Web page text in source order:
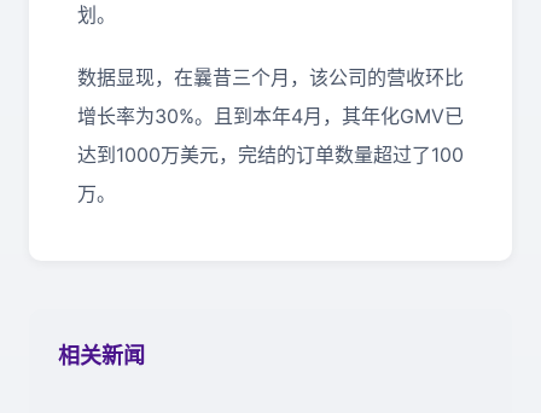
划。
数据显现，在曩昔三个月，该公司的营收环比
增长率为30%。且到本年4月，其年化GMV已
达到1000万美元，完结的订单数量超过了100
万。
相关新闻